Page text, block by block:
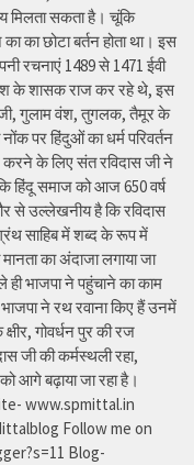
मिलता सकता है। चूंकि
का छोटा बर्तन होता था। इस
रचनाएं 1489 से 1471 ईवी
के शासक राज कर रहे थे, इस
गुलाम वंश, तुगलक, तैमूर के
पर हिंदुओं का धर्म परिवर्तन
करने के लिए संत रविदास जी ने
हिंदू समाज को आज 650 वर्ष
से उल्लेखनीय है कि रविदास
साहिब में शब्द के रूप में
का अंदाजा लगाया जा
भाजपा ने पहुंचाने का काम
ने रथ रवाना किए हैं उनमें
गोवर्धन पुर की रज
जी की कर्मस्थली रहा,
आगे बढ़ाया जा रहा है।
www.spmittal.in
Follow me on
Blog-